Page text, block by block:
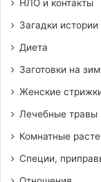
Этапы
Период
Школьные
НЛО и контакты
Загадки истории
Диета
Заготовки на
Женские
Лечебные травы
Комнатные
Специи,